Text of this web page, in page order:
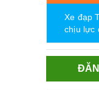
Xe đạp
chịu lực